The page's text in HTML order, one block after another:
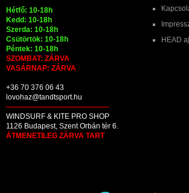
Hétfő: 10-18h
Kedd: 10-18h
Szerda: 10-18h
Csütörtök: 10-18h
Péntek: 10-18h
SZOMBAT: ZÁRVA
VASÁRNAP: ZÁRVA
+36 70 376 06 43
lovohaz@tandtsport.hu
WINDSURF & KITE PRO SHOP
1126 Budapest, Szent Orbán tér 6.
ÁTMENETILEG ZÁRVA TART
HEAD